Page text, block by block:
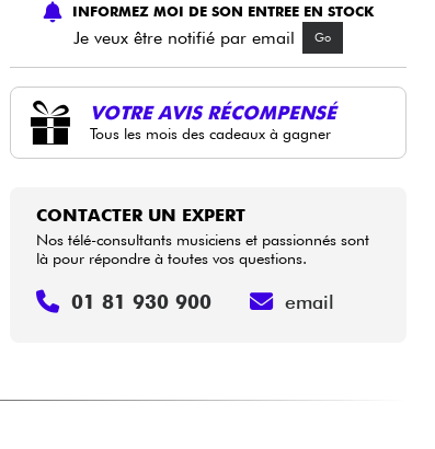
INFORMEZ MOI DE SON ENTREE EN STOCK
Je veux être notifié par email Go
VOTRE AVIS RÉCOMPENSÉ
Tous les mois des cadeaux à gagner
CONTACTER UN EXPERT
Nos télé-consultants musiciens et passionnés sont
là pour répondre à toutes vos questions.
01 81 930 900 email